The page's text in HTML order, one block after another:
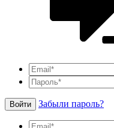
Войти Забыли пароль?